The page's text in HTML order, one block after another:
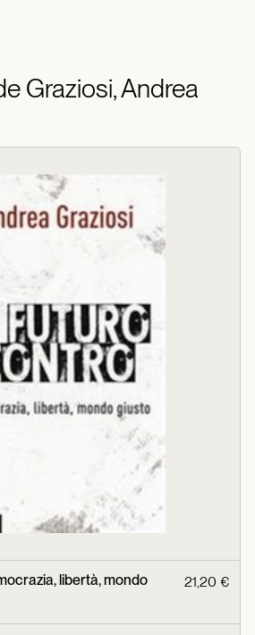
Graziosi, Andrea
libertà, mondo
21,20 €